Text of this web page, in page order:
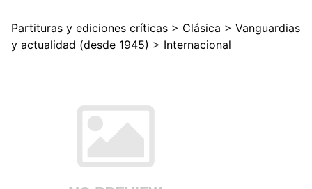
Partituras y ediciones críticas > Clásica > Vanguardias
y actualidad (desde 1945) > Internacional